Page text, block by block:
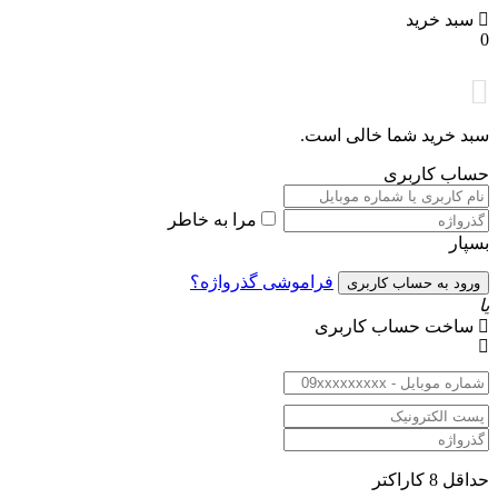
سبد خرید
0
سبد خرید شما خالی است.
حساب کاربری
مرا به خاطر
بسپار
فراموشی گذرواژه؟
یا
ساخت حساب کاربری
حداقل 8 کاراکتر